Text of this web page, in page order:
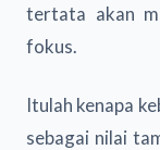
tertata akan
fokus.
Itulah kenapa
sebagai nilai